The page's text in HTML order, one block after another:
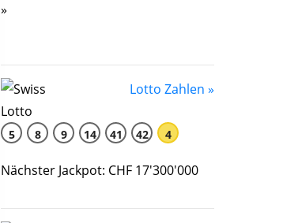
»
Lotto Zahlen »
5 8 9 14 41 42 4
Nächster Jackpot: CHF 17'300'000